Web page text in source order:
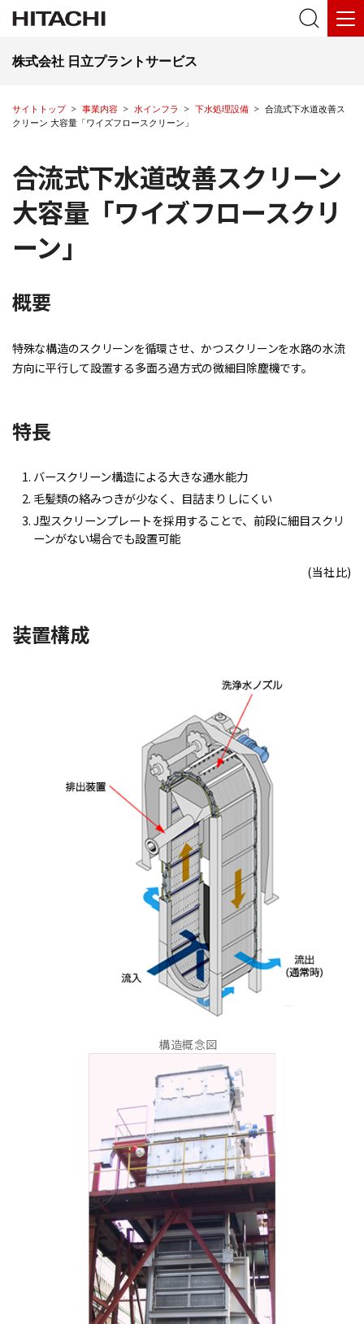
株式会社 日立プラントサービス
サイトトップ 事業内容 水インフラ 下水処理設備
合流式下水道改善ス
クリーン 大容量「ワイズフロースクリーン」
合流式下水道改善スクリーン
大容量「ワイズフロースクリ
ーン」
概要
特殊な構造のスクリーンを循環させ、かつスクリーンを水路の水流
方向に平行して設置する多面ろ過方式の微細目除塵機です。
特長
バースクリーン構造による大きな通水能力
毛髪類の絡みつきが少なく、目詰まりしにくい
J型スクリーンプレートを採用することで、前段に細目スクリ
ーンがない場合でも設置可能
(当社比)
装置構成
構造概念図